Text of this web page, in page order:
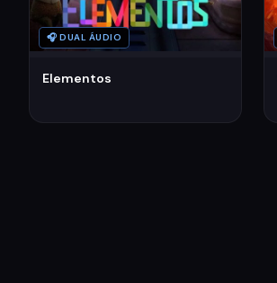
🎧 DUAL ÁUDIO
Elementos